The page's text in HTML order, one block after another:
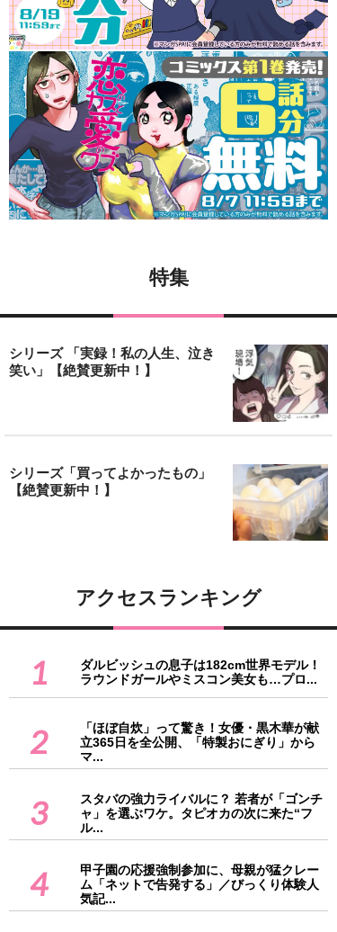
特集
シリーズ 「実録！私の人生、泣き
笑い」【絶賛更新中！】
シリーズ「買ってよかったもの」
【絶賛更新中！】
アクセスランキング
1
ダルビッシュの息子は182cm世界モデル！
ラウンドガールやミスコン美女も…プロ...
2
「ほぼ自炊」って驚き！女優・黒木華が献
立365日を全公開、「特製おにぎり」から
マ...
3
スタバの強力ライバルに？ 若者が「ゴンチ
ャ」を選ぶワケ。タピオカの次に来た“フ
ル...
4
甲子園の応援強制参加に、母親が猛クレー
ム「ネットで告発する」／びっくり体験人
気記...